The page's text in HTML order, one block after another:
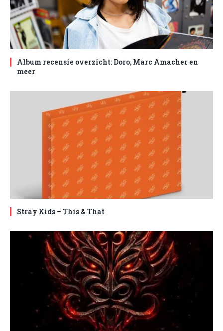
Album recensie overzicht: Doro, Marc Amacher en
meer
Stray Kids – This & That